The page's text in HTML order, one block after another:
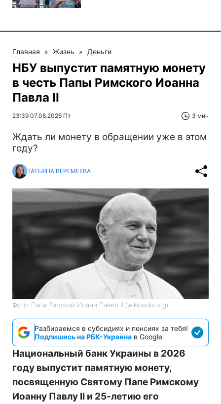
Главная » Жизнь » Деньги
НБУ выпустит памятную монету
в честь Папы Римского Иоанна
Павла II
23:39 07.08.2026 Пт 3 мин
Ждать ли монету в обращении уже в этом
году?
ТАТЬЯНА ВЕРЕМЕЕВА
Фото: Папа Римский Иоанн Павел II (wikipedia.org)
Разбираемся в субсидиях и пенсиях за тебя!
Подпишись на РБК-Украина в Google
Национальный банк Украины в 2026
году выпустит памятную монету,
посвященную Святому Папе Римскому
Иоанну Павлу II и 25-летию его